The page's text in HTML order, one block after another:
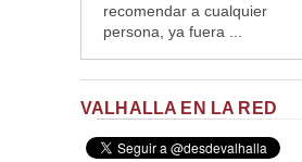
recomendar a cualquier
persona, ya fuera ...
VALHALLA EN LA RED